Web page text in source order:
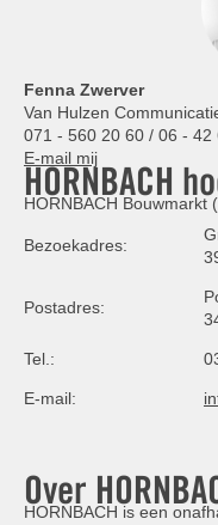
Fenna Zwerver
Van Hulzen
071 - 560 20 60 / 06 - 42
E-mail mij
HORNBACH
HORNBACH Bouwmarkt
Bezoekadres:
Postadres:
Tel.:
E-mail:
Over
HORNBACH is een